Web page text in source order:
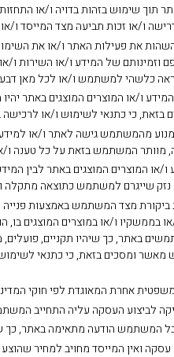
תוך שימוש בזהות בדויה ו/או
ו/או זכות תביעה מצד המייסד
את פעילות האתר ו/או את
של המידע ו/או השירות ו/
כלשהי למשתמש ו/או לכל מאן
ו/או המוצרים המוצגים באתר
כי כתנאי לשימוש ו/או לרכישה
מהמשתמש גישה לאתר ו/או
המשתמש בזאת על כל טענה ו/או
המוצרים המוצגים באתר לבין
נזק שייגרם למשתמש כתוצאה
ביקורת מצד המשתמש באמצעות
בממשקיו ו/או במוצרים המוצגים
באתר, כך שיהיו תקניים,
ומסכים בזאת, כי כתנאי